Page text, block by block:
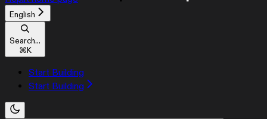
English
Search...
⌘K
Start Building
Start Building